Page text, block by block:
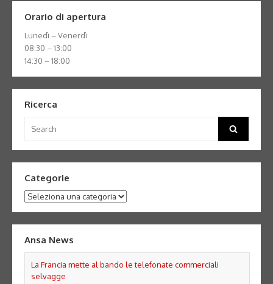
Orario di apertura
Lunedì – Venerdì
08:30 – 13:00
14:30 – 18:00
Ricerca
for:
Search
Categorie
Categorie
Ansa News
La Francia mette al bando le telefonate commerciali
selvagge